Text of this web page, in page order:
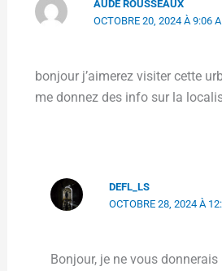
AUDE ROUSSEAUX
OCTOBRE 20, 2024 À 9:06
bonjour j’aimerez visiter cette
me donnez des info sur la
DEFL_LS
OCTOBRE 28, 2024 À
Bonjour, je ne vous donnerais